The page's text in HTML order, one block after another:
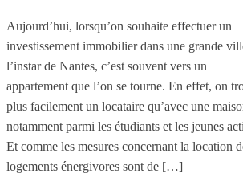
Aujourd’hui, lorsqu’on souhaite effectuer un
investissement immobilier dans une grande
l’instar de Nantes, c’est souvent vers un
appartement que l’on se tourne. En effet, on
plus facilement un locataire qu’avec une
notamment parmi les étudiants et les jeunes
Et comme les mesures concernant la location
logements énergivores sont de […]